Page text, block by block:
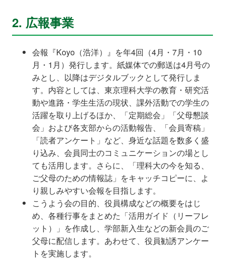
2. 広報事業
会報『Koyo（浩洋）』を年4回（4月・7月・10
月・1月）発行します。紙媒体での郵送は4月号の
みとし、以降はデジタルブックとして発行しま
す。内容としては、東京理科大学の教育・研究活
動や進路・学生生活の現状、課外活動での学生の
活躍を取り上げるほか、「定期総会」「父母懇談
会」および各支部からの活動報告、「会員寄稿」
「読者アンケート」など、身近な話題を数多く盛
り込み、会員同士のコミュニケーションの場とし
ても活用します。さらに、「理科大の今を知る、
ご父母のための情報誌」をキャッチコピーに、よ
り親しみやすい会報を目指します。
こうよう会の目的、役員構成などの概要をはじ
め、各種行事をまとめた「活用ガイド（リーフレ
ット）」を作成し、学部新入生などの新会員のご
父母に配信します。あわせて、役員勧誘アンケー
トを実施します。